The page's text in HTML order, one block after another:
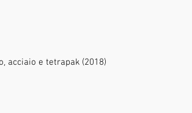
acciaio e tetrapak (2018)